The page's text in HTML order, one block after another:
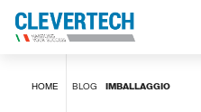
HOME BLOG IMBALLAGGIO